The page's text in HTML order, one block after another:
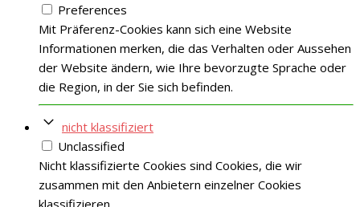
Preferences
Mit Präferenz-Cookies kann sich eine Website
Informationen merken, die das Verhalten oder Aussehen
der Website ändern, wie Ihre bevorzugte Sprache oder
die Region, in der Sie sich befinden.
nicht klassifiziert
Unclassified
Nicht klassifizierte Cookies sind Cookies, die wir
zusammen mit den Anbietern einzelner Cookies